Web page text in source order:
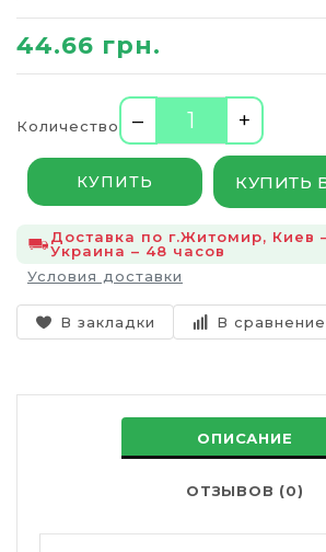
44.66 грн.
Количество – +
КУПИТЬ КУПИТЬ
Доставка по г.Житомир, Киев
Украина – 48 часов
Условия доставки
В закладки В сравнение
ОПИСАНИЕ
ОТЗЫВОВ (0)